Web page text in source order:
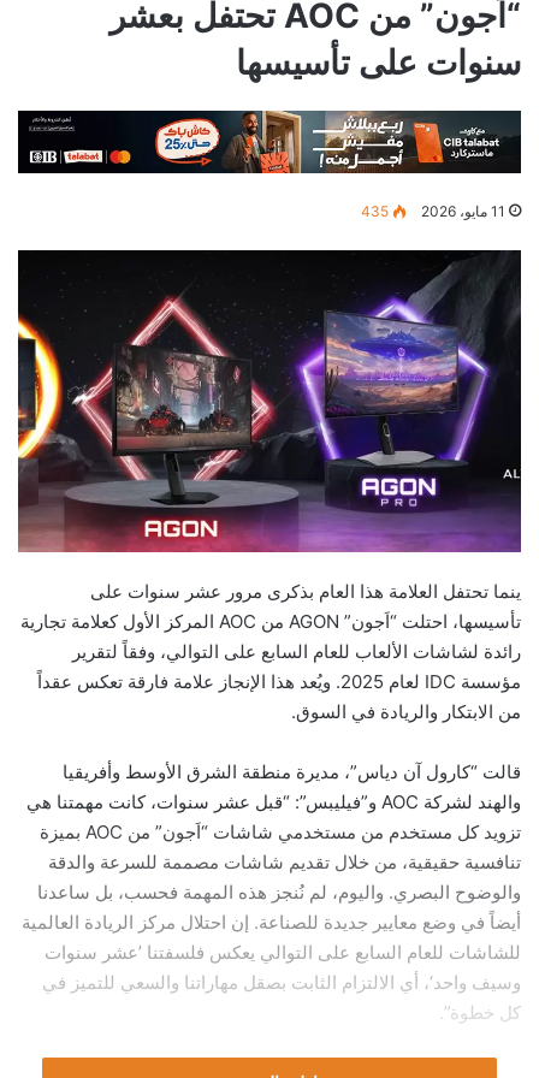
“اَجون” من AOC تحتفل بعشر
سنوات على تأسيسها
11 مايو، 2026 435
ينما تحتفل العلامة هذا العام بذكرى مرور عشر سنوات على
تأسيسها، احتلت “اَجون” AGON من AOC المركز الأول كعلامة تجارية
رائدة لشاشات الألعاب للعام السابع على التوالي، وفقاً لتقرير
مؤسسة IDC لعام 2025. ويُعد هذا الإنجاز علامة فارقة تعكس عقداً
من الابتكار والريادة في السوق.
قالت “كارول آن دياس”، مديرة منطقة الشرق الأوسط وأفريقيا
والهند لشركة AOC و”فيليبس”: “قبل عشر سنوات، كانت مهمتنا هي
تزويد كل مستخدم من مستخدمي شاشات “اَجون” من AOC بميزة
تنافسية حقيقية، من خلال تقديم شاشات مصممة للسرعة والدقة
والوضوح البصري. واليوم، لم نُنجز هذه المهمة فحسب، بل ساعدنا
أيضاً في وضع معايير جديدة للصناعة. إن احتلال مركز الريادة العالمية
للشاشات للعام السابع على التوالي يعكس فلسفتنا ’عشر سنوات
وسيف واحد‘، أي الالتزام الثابت بصقل مهاراتنا والسعي للتميز في
كل خطوة”.
سبع سنوات من الهيمنة العالمية: قوة الاتساق في التميز: